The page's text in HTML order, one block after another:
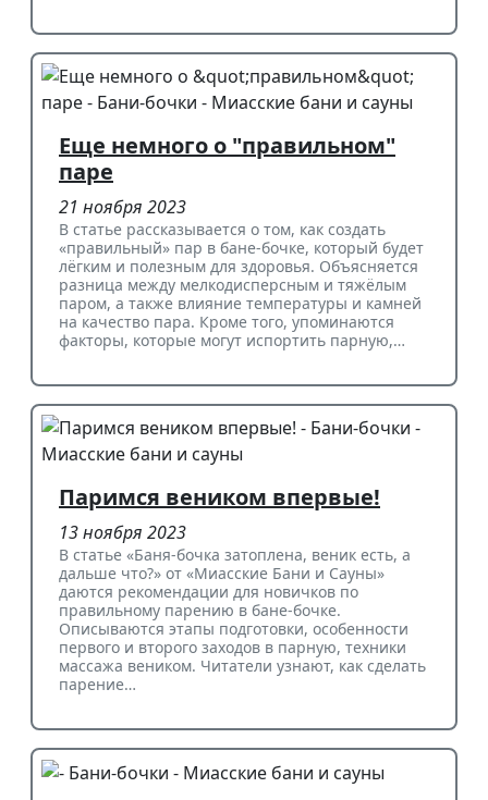
Еще немного о "правильном"
паре
21 ноября 2023
В статье рассказывается о том, как создать
«правильный» пар в бане-бочке, который будет
лёгким и полезным для здоровья. Объясняется
разница между мелкодисперсным и тяжёлым
паром, а также влияние температуры и камней
на качество пара. Кроме того, упоминаются
факторы, которые могут испортить парную,…
Паримся веником впервые!
13 ноября 2023
В статье «Баня-бочка затоплена, веник есть, а
дальше что?» от «Миасские Бани и Сауны»
даются рекомендации для новичков по
правильному парению в бане-бочке.
Описываются этапы подготовки, особенности
первого и второго заходов в парную, техники
массажа веником. Читатели узнают, как сделать
парение…